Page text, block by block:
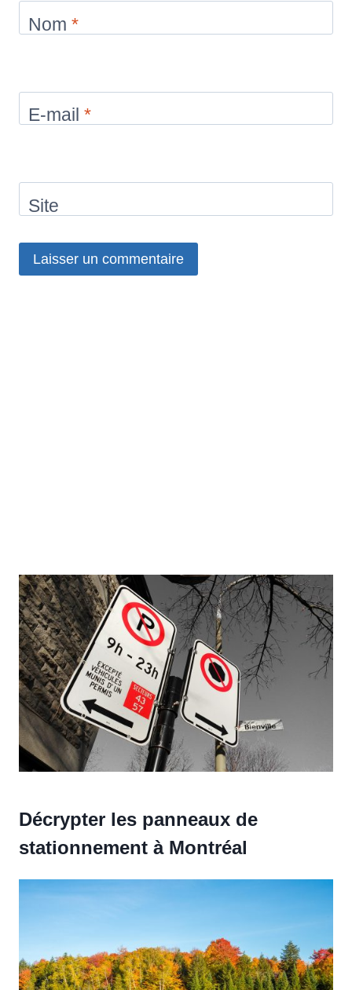
Nom *
E-mail *
Site
Décrypter les panneaux de
stationnement à Montréal